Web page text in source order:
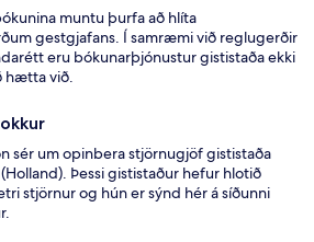
muntu þurfa að hlíta
gestgjafans. Í samræmi við reglugerðir
eru bókunarþjónustur gististaða ekki
hætta við.
sér um opinbera stjörnugjöf gististaða
Þessi gististaður hefur hlotið
stjörnur og hún er sýnd hér á síðunni